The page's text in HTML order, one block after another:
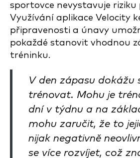
sportovce nevystavuje
Využívání aplikace Velocity
připravenosti a únavy
pokaždé stanovit vhodnou
tréninku.
V den zápasu dokážu
trénovat. Mohu je
dní v týdnu a na
mohu zaručit, že to
nijak negativně
se více rozvíjet, což